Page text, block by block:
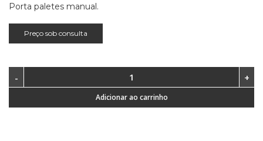
Porta paletes manual.
Preço sob consulta
Adicionar ao carrinho